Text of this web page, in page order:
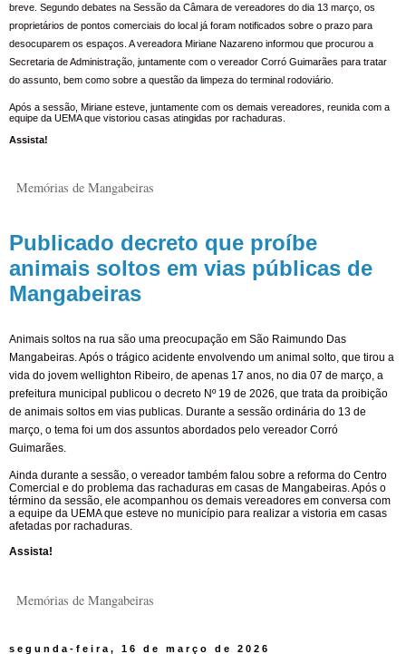
breve. Segundo debates na Sessão da Câmara de vereadores do dia 13 março, os
proprietários de pontos comerciais do local já foram notificados sobre o prazo para
desocuparem os espaços. A vereadora Miriane Nazareno informou que procurou a
Secretaria de Administração, juntamente com o vereador Corró Guimarães para tratar
do assunto, bem como sobre a questão da limpeza do terminal rodoviário.
Após a sessão, Miriane esteve, juntamente com os demais vereadores, reunida com a
equipe da UEMA que vistoriou casas atingidas por rachaduras.
Assista!
Memórias de Mangabeiras
Publicado decreto que proíbe
animais soltos em vias públicas de
Mangabeiras
Animais soltos na rua são uma preocupação em São Raimundo Das
Mangabeiras. Após o trágico acidente envolvendo um animal solto, que tirou a
vida do jovem wellighton Ribeiro, de apenas 17 anos, no dia 07 de março, a
prefeitura municipal publicou o decreto Nº 19 de 2026, que trata da proibição
de animais soltos em vias publicas. Durante a sessão ordinária do 13 de
março, o tema foi um dos assuntos abordados pelo vereador Corró
Guimarães.
Ainda durante a sessão, o vereador também falou sobre a reforma do Centro
Comercial e do problema das rachaduras em casas de Mangabeiras. Após o
término da sessão, ele acompanhou os demais vereadores em conversa com
a equipe da UEMA que esteve no município para realizar a vistoria em casas
afetadas por rachaduras.
Assista!
Memórias de Mangabeiras
segunda-feira, 16 de março de 2026